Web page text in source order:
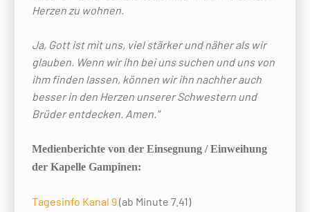
Herzen zu wohnen.
Ja, Gott ist mit uns, viel stärker und näher als wir
glauben. Wenn wir ihn bei uns suchen und uns von
ihm finden lassen, können wir ihn nachher auch
besser in den Herzen unserer Schwestern und
Brüder entdecken. Amen."
Medienberichte von der Einsegnung / Einweihung
der Kapelle Gampinen:
Tagesinfo Kanal 9(ab Minute 7.41)